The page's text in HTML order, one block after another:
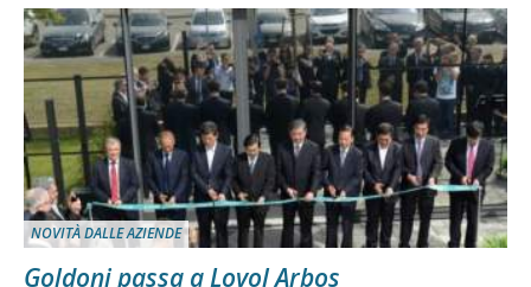
NOVITÀ DALLE AZIENDE
Goldoni passa a Lovol Arbos